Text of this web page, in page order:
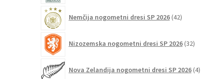
Nemčija nogometni dresi SP 2026 42izdelkov
Nizozemska nogometni dresi SP 2026 32izdelkov
Nova Zelandija nogometni dresi SP 2026 4izdelki